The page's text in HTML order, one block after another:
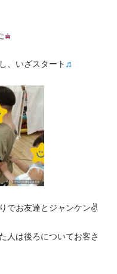
、いざスタート
でお友達とジャンケン✌️
人は後ろについてお客さ